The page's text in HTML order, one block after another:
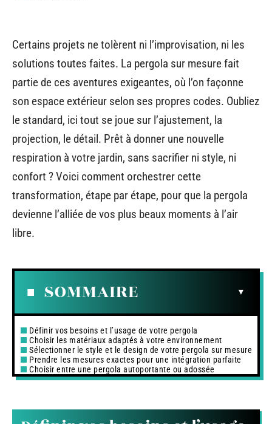
Certains projets ne tolèrent ni l’improvisation, ni les
solutions toutes faites. La pergola sur mesure fait
partie de ces aventures exigeantes, où l’on façonne
son espace extérieur selon ses propres codes. Oubliez
le standard, ici tout se joue sur l’ajustement, la
projection, le détail. Prêt à donner une nouvelle
respiration à votre jardin, sans sacrifier ni style, ni
confort ? Voici comment orchestrer cette
transformation, étape par étape, pour que la pergola
devienne l’alliée de vos plus beaux moments à l’air
libre.
SOMMAIRE
Définir vos besoins et l’usage de votre pergola
Choisir les matériaux adaptés à votre environnement
Sélectionner le style et le design de votre pergola sur mesure
Prendre les mesures exactes pour une intégration parfaite
Choisir entre une pergola autoportante ou adossée